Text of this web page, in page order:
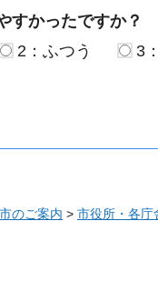
すかったですか？
2：ふつう 3
のご案内 > 市役所・各庁